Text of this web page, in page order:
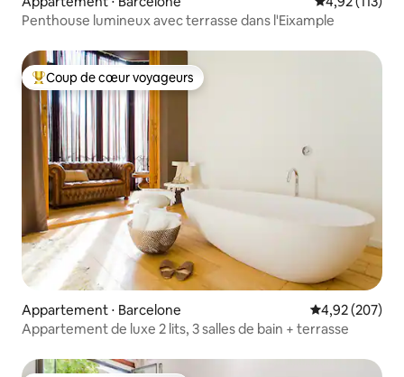
Penthouse lumineux avec terrasse dans l'Eixample
Coups de cœur voyageurs les plus appréciés
Coup de cœur voyageurs
Appartement ⋅ Barcelone Évaluation
4,92 (207)
Appartement de luxe 2 lits, 3 salles de bain + terrasse